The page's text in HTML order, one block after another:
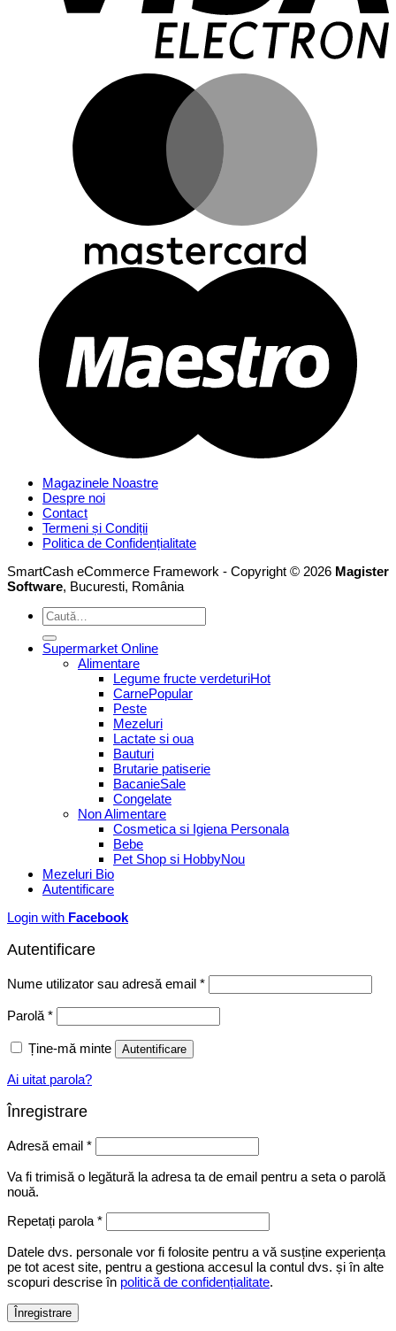
Magazinele Noastre
Despre noi
Contact
Termeni și Condiții
Politica de Confidențialitate
SmartCash eCommerce Framework - Copyright © 2026 Magister
Software, Bucuresti, România
Caută
după:
Supermarket Online
Alimentare
Legume fructe verdeturi
Carne
Peste
Mezeluri
Lactate si oua
Bauturi
Brutarie patiserie
Bacanie
Congelate
Non Alimentare
Cosmetica si Igiena Personala
Bebe
Pet Shop si Hobby
Mezeluri Bio
Autentificare
Login with Facebook
Autentificare
Nume utilizator sau adresă email *Obligatoriu
Parolă *Obligatoriu
Ține-mă minte Autentificare
Ai uitat parola?
Înregistrare
Adresă email *Obligatoriu
Va fi trimisă o legătură la adresa ta de email pentru a seta o parolă
nouă.
Repetați parola *
Datele dvs. personale vor fi folosite pentru a vă susține experiența
pe tot acest site, pentru a gestiona accesul la contul dvs. și în alte
scopuri descrise în politică de confidențialitate.
Înregistrare